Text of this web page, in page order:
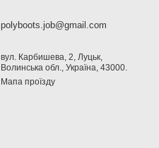
polyboots.job@gmail.com
вул. Карбишева, 2, Луцьк,
Волинська обл., Україна, 43000.
Мапа проїзду